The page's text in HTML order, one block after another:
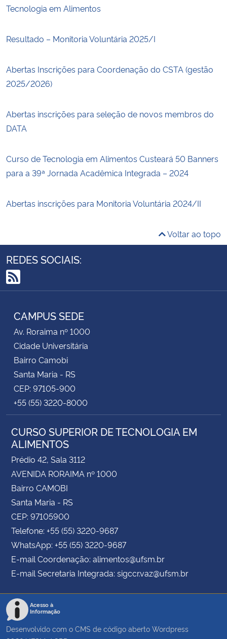
Tecnologia em Alimentos
Resultado – Monitoria Voluntária 2025/I
Abertas Inscrições para Coordenação do CSTA (gestão
2025/2026)
Abertas inscrições para seleção de novos membros do
DATA
Curso de Tecnologia em Alimentos Custeará 50 Banners
para a 39ª Jornada Acadêmica Integrada – 2024
Abertas inscrições para Monitoria Voluntária 2024/II
Voltar ao topo
REDES SOCIAIS:
RSS
CAMPUS SEDE
Av. Roraima nº 1000
Cidade Universitária
Bairro Camobi
Santa Maria - RS
CEP: 97105-900
+55 (55) 3220-8000
CURSO SUPERIOR DE TECNOLOGIA EM
ALIMENTOS
Prédio 42, Sala 3112
AVENIDA RORAIMA nº 1000
Bairro CAMOBI
Santa Maria - RS
CEP: 97105900
Telefone: +55 (55) 3220-9687
WhatsApp: +55 (55) 3220-9687
E-mail Coordenação: alimentos@ufsm.br
E-mail Secretaria Integrada: sigccr.vaz@ufsm.br
Acesso à
Informação
Desenvolvido com o CMS de código aberto Wordpress